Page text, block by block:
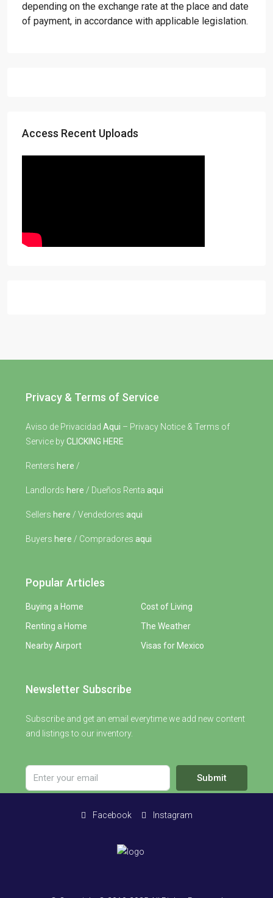
depending on the exchange rate at the place and date
of payment, in accordance with applicable legislation.
Access Recent Uploads
Privacy & Terms of Service
Aviso de Privacidad Aqui – Privacy Notice & Terms of
Service byCLICKING HERE
Renters here /
Landlords here / Dueños Renta aqui
Sellers here / Vendedores aqui
Buyers here / Compradores aqui
Popular Articles
Buying a Home
Renting a Home
Nearby Airport
Cost of Living
The Weather
Visas for Mexico
Newsletter Subscribe
Subscribe and get an email everytime we add new content
and listings to our inventory.
Submit
Facebook Instagram